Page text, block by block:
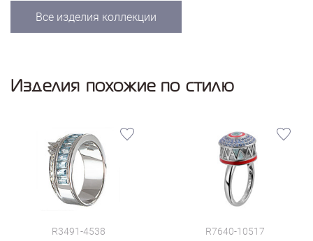
Все изделия коллекции
Изделия похожие по стилю
R3491-4538 R7640-10517